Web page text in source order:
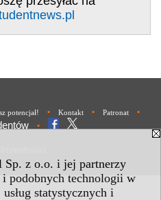
Sp. z o.o. i jej partnerzy
podobnych technologii w
statystycznych i
potencjał! • Kontakt • Patronat •
•